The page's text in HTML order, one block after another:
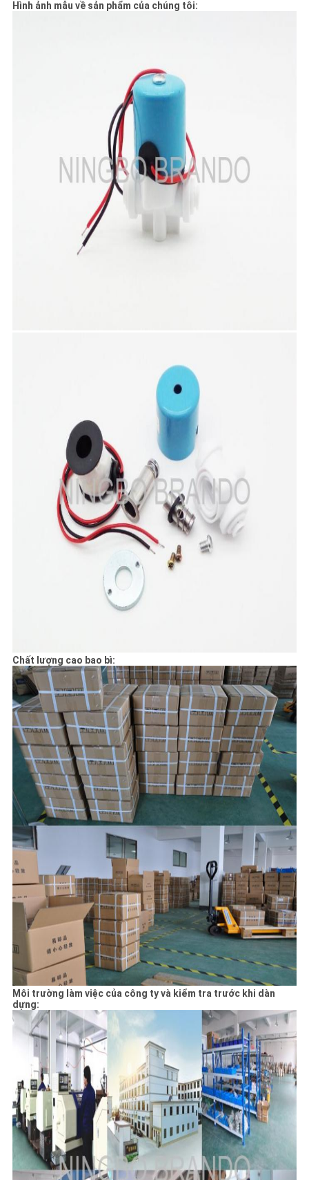
Hình ảnh mẫu về sản phẩm của chúng tôi:
Chất lượng cao bao bì:
Môi trường làm việc của công ty và kiểm tra trước khi dàn
dựng: